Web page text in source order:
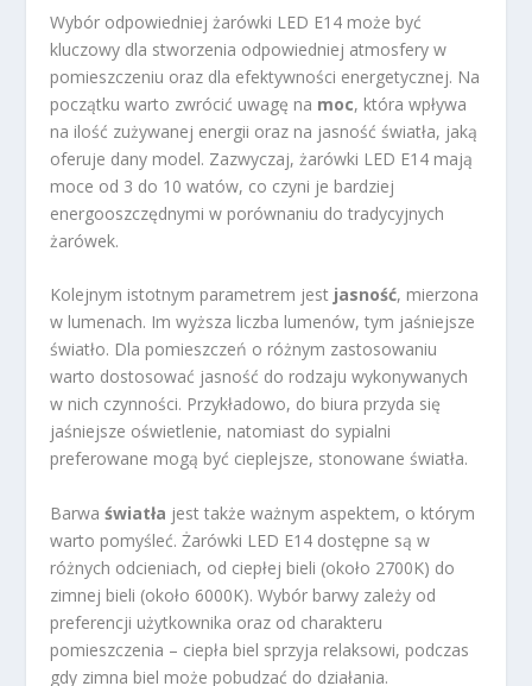
Wybór odpowiedniej żarówki LED E14 może być
kluczowy dla stworzenia odpowiedniej atmosfery w
pomieszczeniu oraz dla efektywności energetycznej. Na
początku warto zwrócić uwagę na moc, która wpływa
na ilość zużywanej energii oraz na jasność światła, jaką
oferuje dany model. Zazwyczaj, żarówki LED E14 mają
moce od 3 do 10 watów, co czyni je bardziej
energooszczędnymi w porównaniu do tradycyjnych
żarówek.
Kolejnym istotnym parametrem jest jasność, mierzona
w lumenach. Im wyższa liczba lumenów, tym jaśniejsze
światło. Dla pomieszczeń o różnym zastosowaniu
warto dostosować jasność do rodzaju wykonywanych
w nich czynności. Przykładowo, do biura przyda się
jaśniejsze oświetlenie, natomiast do sypialni
preferowane mogą być cieplejsze, stonowane światła.
Barwaświatła jest także ważnym aspektem, o którym
warto pomyśleć. Żarówki LED E14 dostępne są w
różnych odcieniach, od ciepłej bieli (około 2700K) do
zimnej bieli (około 6000K). Wybór barwy zależy od
preferencji użytkownika oraz od charakteru
pomieszczenia – ciepła biel sprzyja relaksowi, podczas
gdy zimna biel może pobudzać do działania.